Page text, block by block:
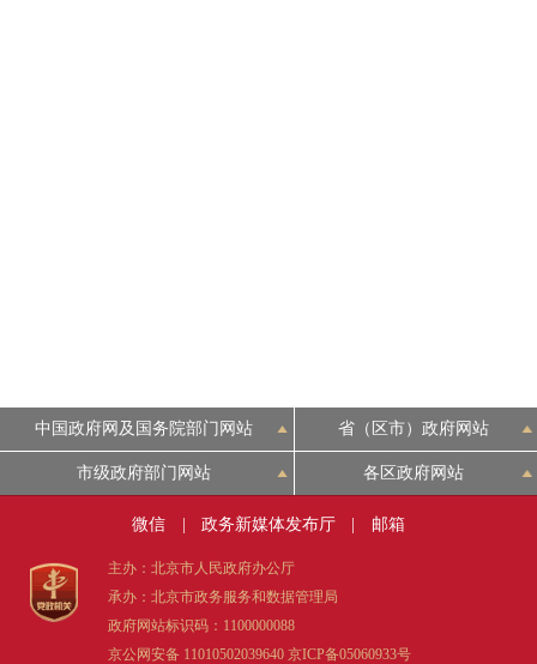
中国政府网及国务院部门网站 省（区市）政府网站
市级政府部门网站 各区政府网站
微信 政务新媒体发布厅 邮箱
主办：北京市人民政府办公厅
承办：北京市政务服务和数据管理局
政府网站标识码：1100000088
京公网安备 11010502039640 京ICP备05060933号